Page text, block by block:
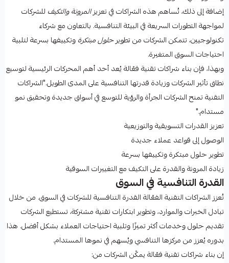
إضافة إلى ذلك، تُساهم هذه الشراكات في تعزيزالمرونة والتكيف للشركات
لمواجهة التطورات السريعة في البيئة التنافسية. بالتعاون مع شركاء
تكنولوجيين، تتمكن الشركات من تطويرحلول مبتكرةوتكييفها بسرعة لتلبية
احتياجات السوق المتغيرة.
وبهذا، فإن بناء شراكات تقنية فعّالة يُعد أحد أهم المحركات الرئيسية لتوسيع
نطاق تأثير الشركات وزيادة قدرتها التنافسية على المدى الطويل."الشراكات
التقنية تمنح الشركات الجرأة والرؤية للتوسع في أسواق جديدة وتحقيق نمو
مستدام."
تعزيز القدرات التسويقية والتوزيعية
الوصول إلى قواعد عملاء جديدة
تطوير حلول مبتكرة وتكييفها بسرعة
زيادة المرونة والقدرة على التكيف مع التغييرات السوقية
القدرة التنافسية في السوق
تُعزز الشراكات التقنية الفعّالة القدرة التنافسية للشركات في السوق. من خلال
تبادل الخبرات والموارد، وتطوير ابتكارات تقنية مشتركة، تستطيع الشركات
تقديم حلول وخدمات أكثر تميزًا وتلبية احتياجات العملاء بشكل أفضل. هذا
بدوره يُعزز من مركزها التنافسي ويُسهم في نموها المستدام.
إن بناء شراكات تقنية فعّالة يمكّن الشركات من: